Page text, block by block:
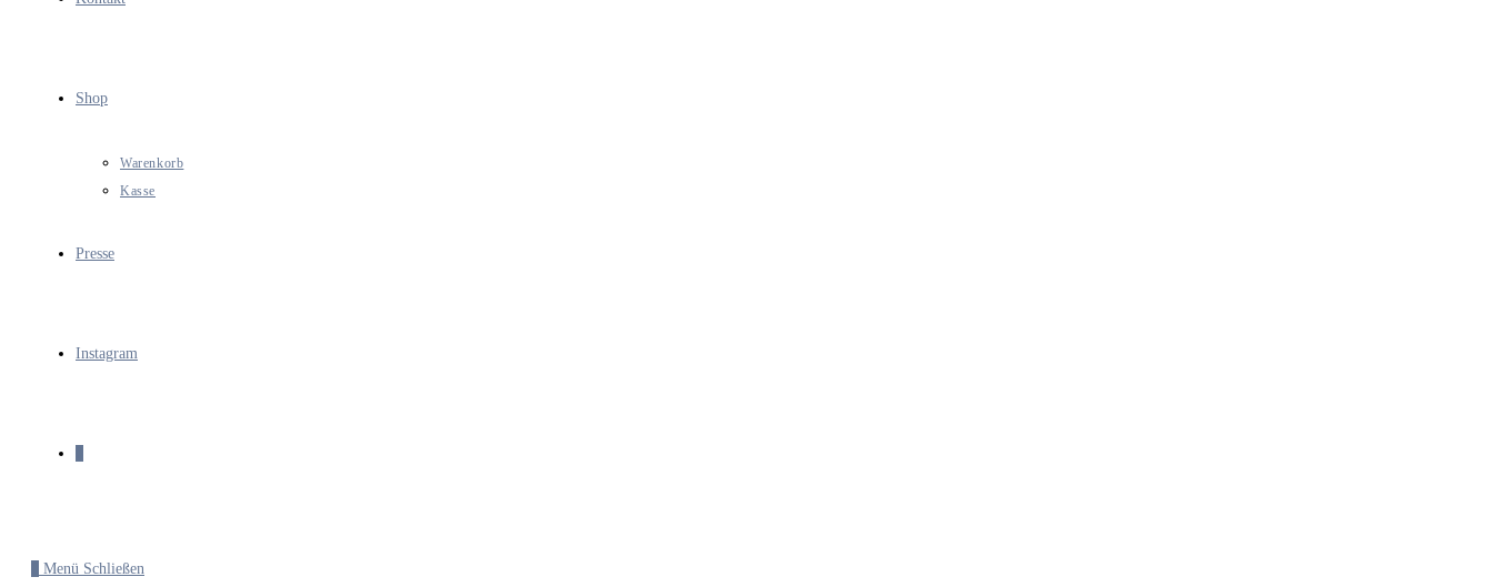
Shop
Warenkorb
Kasse
Presse
Instagram
Menü Schließen